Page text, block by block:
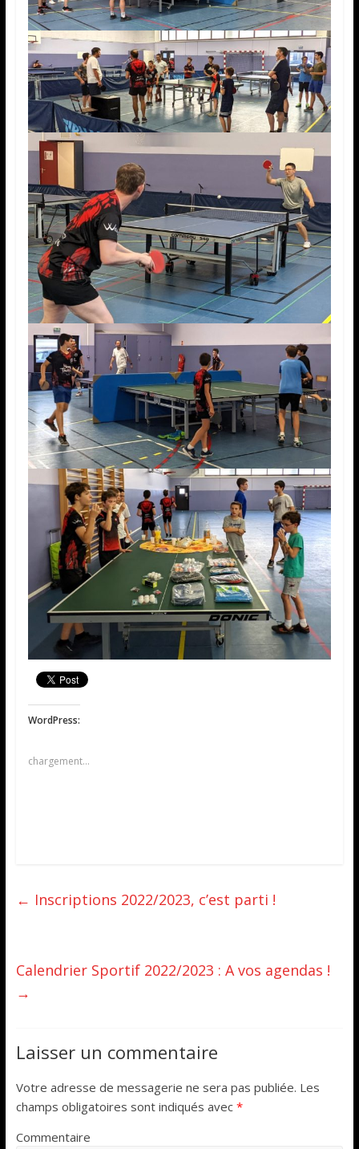
WordPress:
chargement…
← Inscriptions 2022/2023, c’est parti !
Calendrier Sportif 2022/2023 : A vos agendas !
→
Laisser un commentaire
Votre adresse de messagerie ne sera pas publiée. Les
champs obligatoires sont indiqués avec *
Commentaire